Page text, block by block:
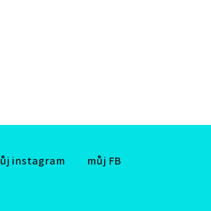
instagram můj FB